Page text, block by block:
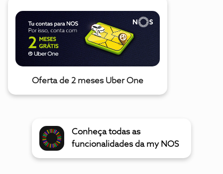
Oferta de 2 meses Uber One
Conheça todas as
funcionalidades da my NOS